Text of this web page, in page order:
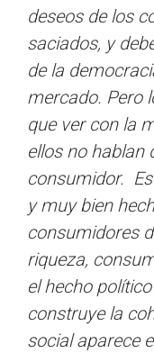
deseos de los
saciados, y
de la
mercado. Pero
que ver con la
ellos no hablan
consumidor.
y muy bien
consumidores
riqueza,
el hecho
construye la
social aparece